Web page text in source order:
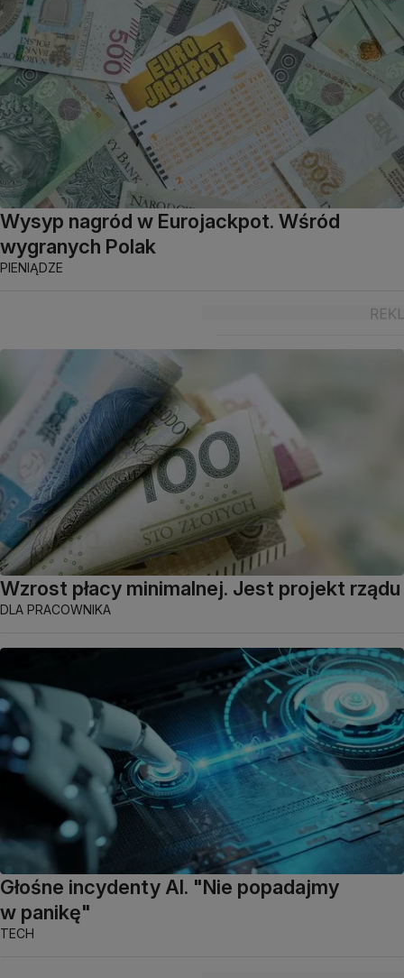
Wysyp nagród w Eurojackpot. Wśród
wygranych Polak
PIENIĄDZE
Wzrost płacy minimalnej. Jest projekt rządu
DLA PRACOWNIKA
Głośne incydenty AI. "Nie popadajmy
w panikę"
TECH